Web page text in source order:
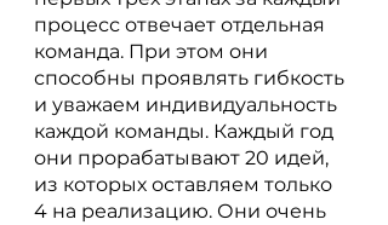
процесс отвечает отдельная
команда. При этом они
способны проявлять гибкость
и уважаем индивидуальность
каждой команды. Каждый год
они прорабатывают 20 идей,
из которых оставляем только
4 на реализацию. Они очень